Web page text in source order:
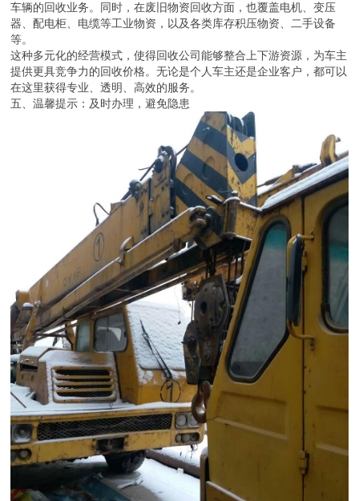
车辆的回收业务。同时，在废旧物资回收方面，也覆盖电机、变压
器、配电柜、电缆等工业物资，以及各类库存积压物资、二手设备
等。
这种多元化的经营模式，使得回收公司能够整合上下游资源，为车主
提供更具竞争力的回收价格。无论是个人车主还是企业客户，都可以
在这里获得专业、透明、高效的服务。
五、温馨提示：及时办理，避免隐患